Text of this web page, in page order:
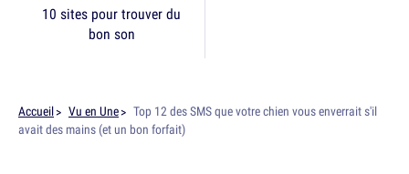
10 sites pour trouver du
bon son
Accueil Vu en Une
Top 12 des SMS que votre chien vous enverrait s'il
avait des mains (et un bon forfait)